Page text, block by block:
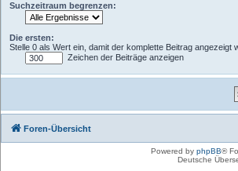
Suchzeitraum begrenzen:
Die ersten:
Stelle 0 als Wert ein, damit der komplette Beitrag angezeigt
Zeichen der Beiträge anzeigen
Foren-Übersicht
Powered by phpBB®
Deutsche